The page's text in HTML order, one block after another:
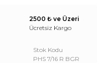
2500 ₺ ve Üzeri
Ücretsiz Kargo
Stok Kodu
PHS 7/16 R BGR